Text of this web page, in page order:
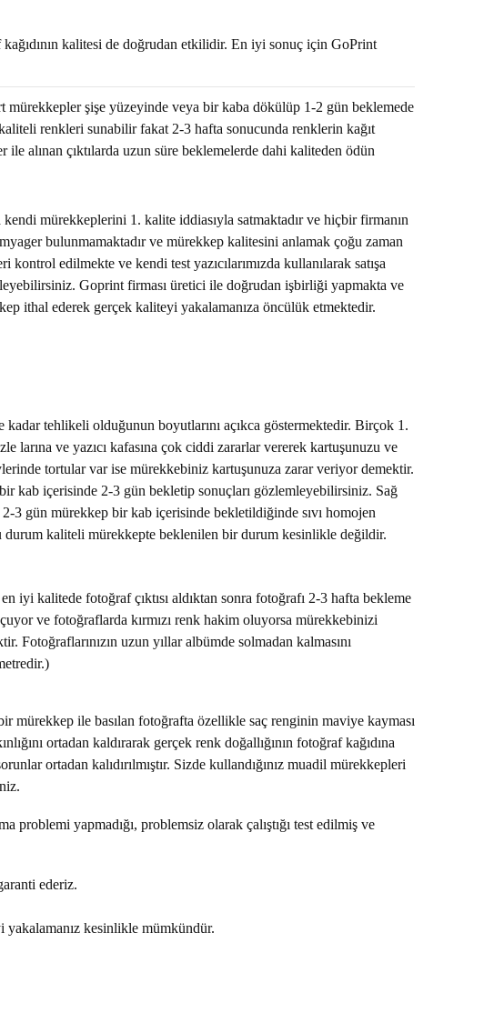
kalitesi de doğrudan etkilidir. En iyi sonuç için GoPrint
mürekkepler şişe yüzeyinde veya bir kaba dökülüp 1-2 gün beklemede
renkleri sunabilir fakat 2-3 hafta sonucunda renklerin kağıt
alınan çıktılarda uzun süre beklemelerde dahi kaliteden ödün
mürekkeplerini 1. kalite iddiasıyla satmaktadır ve hiçbir firmanın
bulunmamaktadır ve mürekkep kalitesini anlamak çoğu zaman
edilmekte ve kendi test yazıcılarımızda kullanılarak satışa
Goprint firması üretici ile doğrudan işbirliği yapmakta ve
ithal ederek gerçek kaliteyi yakalamanıza öncülük etmektedir.
tehlikeli olduğunun boyutlarını açıkca göstermektedir. Birçok 1.
larına ve yazıcı kafasına çok ciddi zararlar vererek kartuşunuzu ve
tortular var ise mürekkebiniz kartuşunuza zarar veriyor demektir.
kab içerisinde 2-3 gün bekletip sonuçları gözlemleyebilirsiniz. Sağ
3 gün mürekkep bir kab içerisinde bekletildiğinde sıvı homojen
durum kaliteli mürekkepte beklenilen bir durum kesinlikle değildir.
iyi kalitede fotoğraf çıktısı aldıktan sonra fotoğrafı 2-3 hafta bekleme
ve fotoğraflarda kırmızı renk hakim oluyorsa mürekkebinizi
Fotoğraflarınızın uzun yıllar albümde solmadan kalmasını
mürekkep ile basılan fotoğrafta özellikle saç renginin maviye kayması
ortadan kaldırarak gerçek renk doğallığının fotoğraf kağıdına
ortadan kalıdırılmıştır. Sizde kullandığınız muadil mürekkepleri
yapmadığı, problemsiz olarak çalıştığı test edilmiş ve
ederiz.
yakalamanız kesinlikle mümkündür.